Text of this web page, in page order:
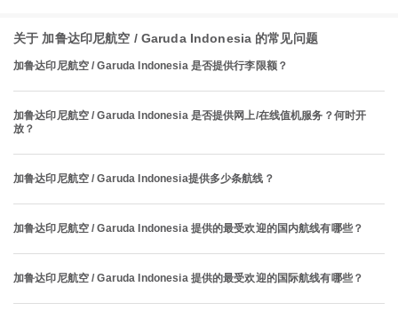
关于 加鲁达印尼航空 / Garuda Indonesia 的常见问题
加鲁达印尼航空 / Garuda Indonesia 是否提供行李限额？
加鲁达印尼航空 / Garuda Indonesia 是否提供网上/在线值机服务？何时开
放？
加鲁达印尼航空 / Garuda Indonesia提供多少条航线？
加鲁达印尼航空 / Garuda Indonesia 提供的最受欢迎的国内航线有哪些？
加鲁达印尼航空 / Garuda Indonesia 提供的最受欢迎的国际航线有哪些？